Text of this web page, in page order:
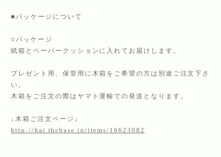
■パッケージについて
○パッケージ
紙箱とペーパークッションに入れてお届けします。
プレゼント用、保管用に木箱をご希望の方は別途ご注文下さ
い。
木箱をご注文の際はヤマト運輸での発送となります。
↓木箱ご注文ページ↓
http://hai.thebase.in/items/16623082